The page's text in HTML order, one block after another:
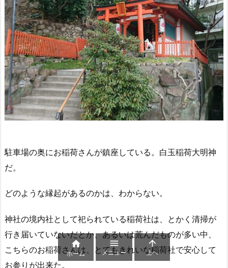
駐車場の奥にお稲荷さんが鎮座している。白玉稲荷大明神
だ。
どのような縁起があるのかは、わからない。
神社の境内社として祀られている稲荷社は、とかく清掃が
行き届いていないだとか、あるいは荒んだものが多い中、
こちらのお稲荷さんは、とてもきれいな稲荷社で安心して
お参りが出来た。

ホーム

メニュー

上へ